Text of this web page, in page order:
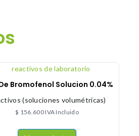
Bromofenol Solucion 0.04%
(soluciones volumétricas)
$ 156.600IVA Incluido